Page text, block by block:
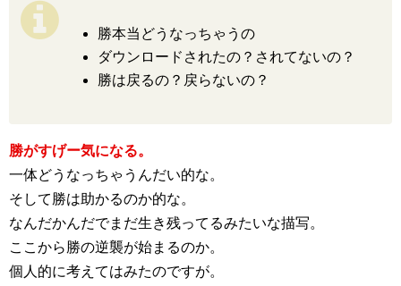
勝本当どうなっちゃうの
ダウンロードされたの？されてないの？
勝は戻るの？戻らないの？
勝がすげー気になる。
一体どうなっちゃうんだい的な。
そして勝は助かるのか的な。
なんだかんだでまだ生き残ってるみたいな描写。
ここから勝の逆襲が始まるのか。
個人的に考えてはみたのですが。